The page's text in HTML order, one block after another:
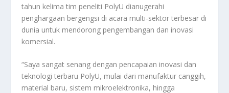
tahun kelima tim peneliti PolyU dianugerahi
penghargaan bergengsi di acara multi-sektor terbesar di
dunia untuk mendorong pengembangan dan inovasi
komersial.
“Saya sangat senang dengan pencapaian inovasi dan
teknologi terbaru PolyU, mulai dari manufaktur canggih,
material baru, sistem mikroelektronika, hingga